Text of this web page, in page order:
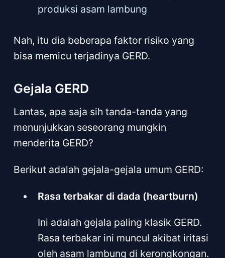
produksi asam lambung
Nah, itu dia beberapa faktor risiko yang
bisa memicu terjadinya GERD.
Gejala GERD
Lantas, apa saja sih tanda-tanda yang
menunjukkan seseorang mungkin
menderita GERD?
Berikut adalah gejala-gejala umum GERD:
Rasa terbakar di dada (heartburn)
Ini adalah gejala paling klasik GERD.
Rasa terbakar ini muncul akibat iritasi
oleh asam lambung di kerongkongan.